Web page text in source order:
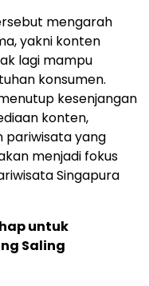
mengarah
yakni konten
lagi mampu
konsumen.
kesenjangan
konten,
pariwisata yang
menjadi fokus
Singapura
untuk
Saling